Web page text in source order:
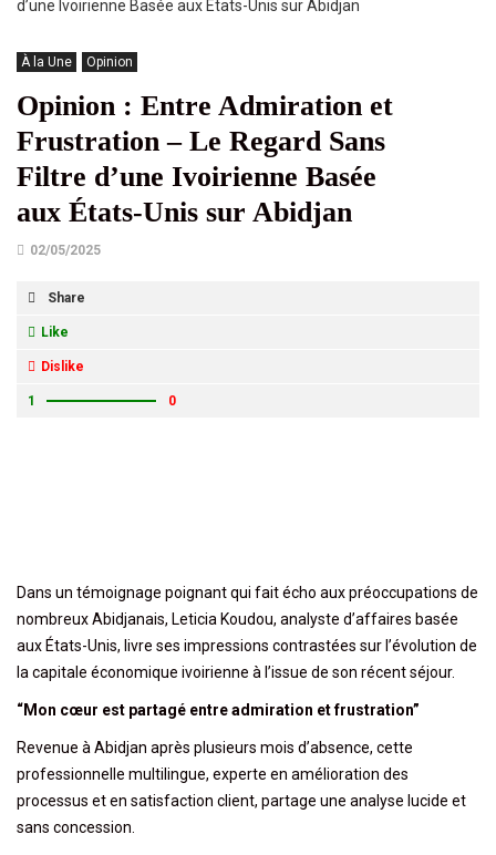
À la Une Opinion
Opinion : Entre Admiration et
Frustration – Le Regard Sans
Filtre d’une Ivoirienne Basée
aux États-Unis sur Abidjan
02/05/2025
Share
Like
Dislike
1 0
Dans un témoignage poignant qui fait écho aux préoccupations de
nombreux Abidjanais, Leticia Koudou, analyste d’affaires basée
aux États-Unis, livre ses impressions contrastées sur l’évolution de
la capitale économique ivoirienne à l’issue de son récent séjour.
“Mon cœur est partagé entre admiration et frustration”
Revenue à Abidjan après plusieurs mois d’absence, cette
professionnelle multilingue, experte en amélioration des
processus et en satisfaction client, partage une analyse lucide et
sans concession.